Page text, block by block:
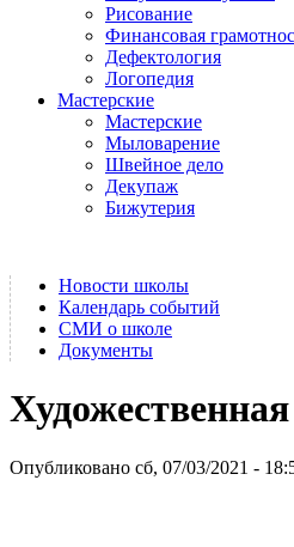
Рисование
Финансовая
Дефектология
Логопедия
Мастерские
Мастерские
Мыловарение
Швейное дело
Декупаж
Бижутерия
Новости школы
Календарь событий
СМИ о школе
Документы
Опубликовано сб, 07/03/2021 -